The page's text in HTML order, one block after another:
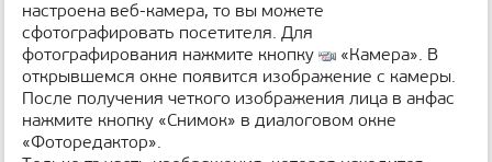
настроена веб-камера, то вы можете
сфотографировать посетителя. Для
фотографирования нажмите кнопку
«Камера». В
открывшемся окне появится изображение с камеры.
После получения четкого изображения лица в анфас
нажмите кнопку «Снимок» в диалоговом окне
«Фоторедактор».